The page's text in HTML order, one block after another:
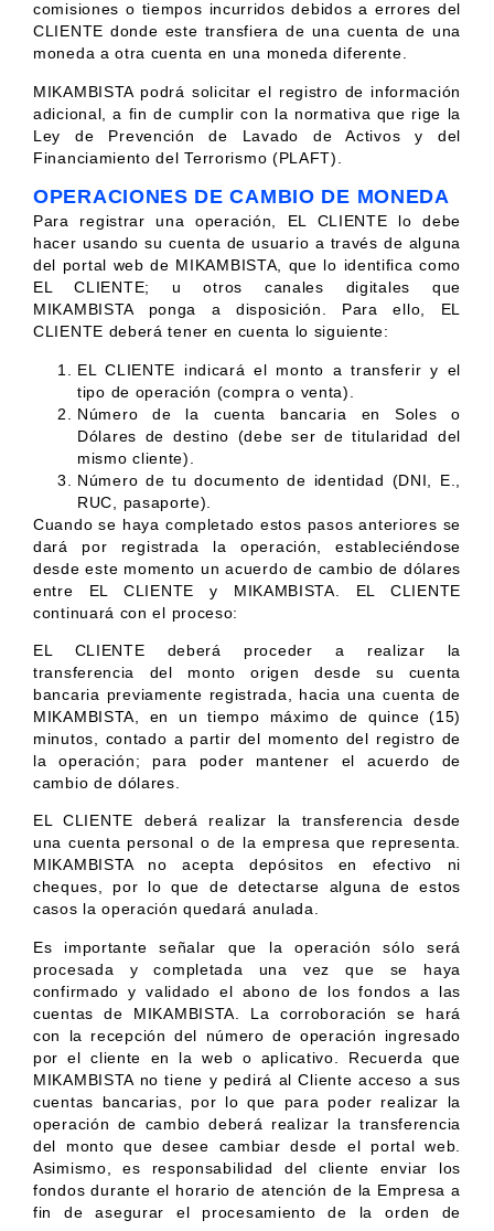
comisiones o tiempos incurridos debidos a errores del
CLIENTE donde este transfiera de una cuenta de una
moneda a otra cuenta en una moneda diferente.
MIKAMBISTA podrá solicitar el registro de información
adicional, a fin de cumplir con la normativa que rige la
Ley de Prevención de Lavado de Activos y del
Financiamiento del Terrorismo (PLAFT).
OPERACIONES DE CAMBIO DE MONEDA
Para registrar una operación, EL CLIENTE lo debe
hacer usando su cuenta de usuario a través de alguna
del portal web de MIKAMBISTA, que lo identifica como
EL CLIENTE; u otros canales digitales que
MIKAMBISTA ponga a disposición. Para ello, EL
CLIENTE deberá tener en cuenta lo siguiente:
EL CLIENTE indicará el monto a transferir y el
tipo de operación (compra o venta).
Número de la cuenta bancaria en Soles o
Dólares de destino (debe ser de titularidad del
mismo cliente).
Número de tu documento de identidad (DNI, E.,
RUC, pasaporte).
Cuando se haya completado estos pasos anteriores se
dará por registrada la operación, estableciéndose
desde este momento un acuerdo de cambio de dólares
entre EL CLIENTE y MIKAMBISTA. EL CLIENTE
continuará con el proceso:
EL CLIENTE deberá proceder a realizar la
transferencia del monto origen desde su cuenta
bancaria previamente registrada, hacia una cuenta de
MIKAMBISTA, en un tiempo máximo de quince (15)
minutos, contado a partir del momento del registro de
la operación; para poder mantener el acuerdo de
cambio de dólares.
EL CLIENTE deberá realizar la transferencia desde
una cuenta personal o de la empresa que representa.
MIKAMBISTA no acepta depósitos en efectivo ni
cheques, por lo que de detectarse alguna de estos
casos la operación quedará anulada.
Es importante señalar que la operación sólo será
procesada y completada una vez que se haya
confirmado y validado el abono de los fondos a las
cuentas de MIKAMBISTA. La corroboración se hará
con la recepción del número de operación ingresado
por el cliente en la web o aplicativo. Recuerda que
MIKAMBISTA no tiene y pedirá al Cliente acceso a sus
cuentas bancarias, por lo que para poder realizar la
operación de cambio deberá realizar la transferencia
del monto que desee cambiar desde el portal web.
Asimismo, es responsabilidad del cliente enviar los
fondos durante el horario de atención de la Empresa a
fin de asegurar el procesamiento de la orden de